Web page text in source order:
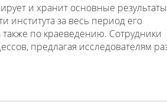
и хранит основные
института за весь период его
по краеведению. Сотрудники
предлагая исследователям